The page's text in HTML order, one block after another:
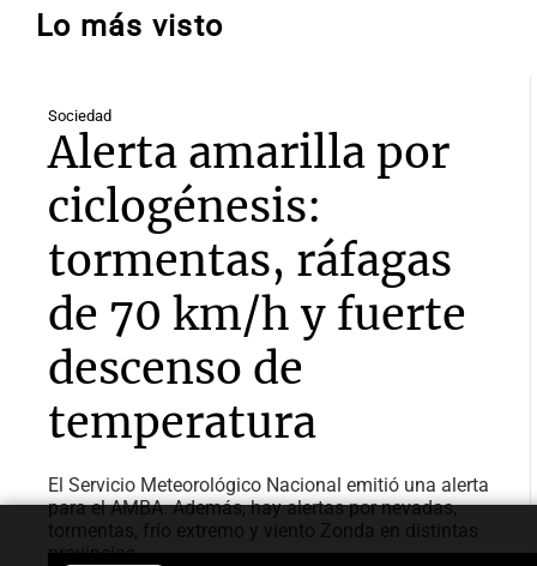
Lo más visto
Sociedad
Alerta amarilla por
ciclogénesis:
tormentas, ráfagas
de 70 km/h y fuerte
descenso de
temperatura
El Servicio Meteorológico Nacional emitió una alerta
para el AMBA. Además, hay alertas por nevadas,
tormentas, frío extremo y viento Zonda en distintas
provincias.